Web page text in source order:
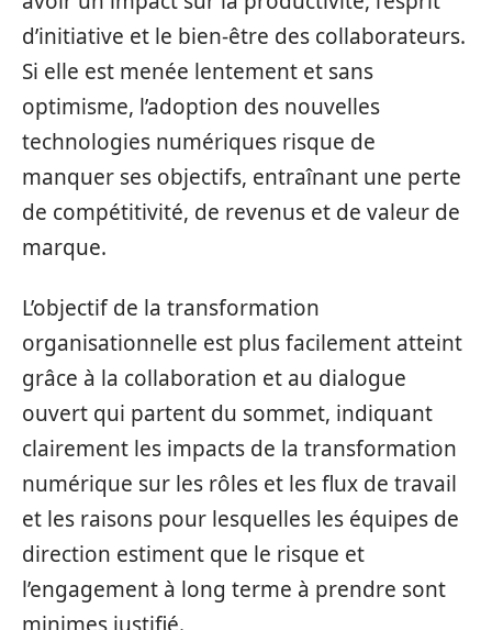
d’initiative et le bien-être des collaborateurs.
Si elle est menée lentement et sans
optimisme, l’adoption des nouvelles
technologies numériques risque de
manquer ses objectifs, entraînant une perte
de compétitivité, de revenus et de valeur de
marque.
L’objectif de la transformation
organisationnelle est plus facilement atteint
grâce à la collaboration et au dialogue
ouvert qui partent du sommet, indiquant
clairement les impacts de la transformation
numérique sur les rôles et les flux de travail
et les raisons pour lesquelles les équipes de
direction estiment que le risque et
l’engagement à long terme à prendre sont
minimes justifié.